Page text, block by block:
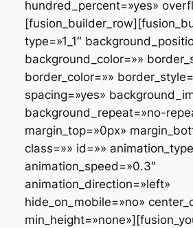
hundred_percent=»yes»
type=»1_1″
background_color=»»
border_color=»»
spacing=»yes»
background_repeat=»no-
margin_top=»0px»
class=»» id=»»
animation_speed=»0.3″
animation_direction=»left»
hide_on_mobile=»no»